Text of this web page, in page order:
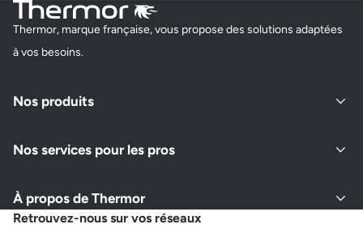
Thermor, marque française, vous propose des solutions adaptées
à vos besoins.
Nos produits
Nos services pour les pros
À propos de Thermor
Retrouvez-nous sur vos réseaux